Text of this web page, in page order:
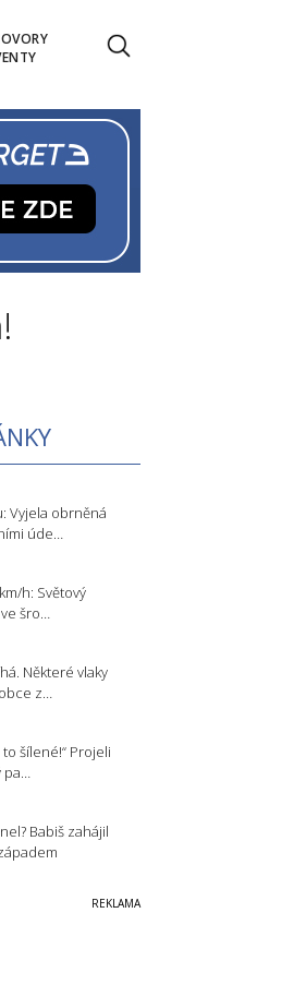
Vyjela obrněná
úde…
h: Světový
šro…
Některé vlaky
z…
šílené!“ Projeli
pa…
Babiš zahájil